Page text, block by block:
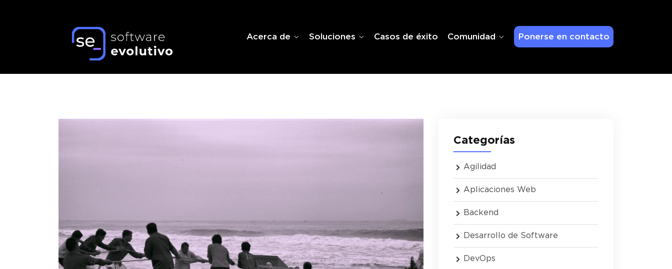
Acerca de Soluciones Casos de éxito Comunidad Ponerse en contacto
Categorías
Agilidad
Aplicaciones Web
Backend
Desarrollo de Software
DevOps